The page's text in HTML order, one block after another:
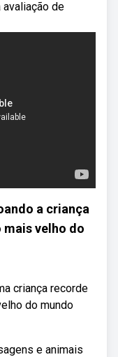
de
a criança
mais velho do
criança recorde
do mundo
e animais